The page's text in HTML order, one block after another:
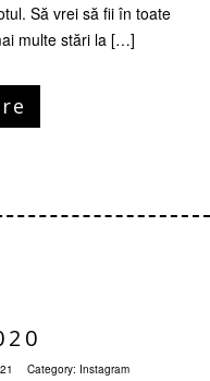
Să vrei să fii în toate
multe stări la […]
Category: Instagram